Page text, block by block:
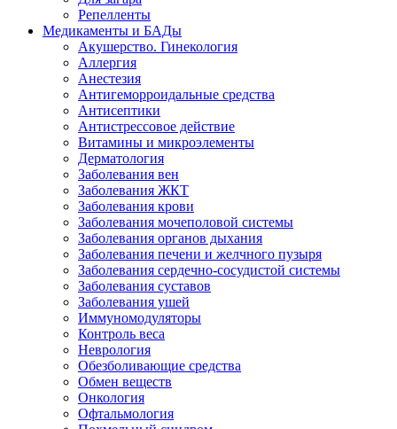
Репелленты
Медикаменты и БАДы
Акушерство. Гинекология
Аллергия
Анестезия
Антигеморроидальные средства
Антисептики
Антистрессовое действие
Витамины и микроэлементы
Дерматология
Заболевания вен
Заболевания ЖКТ
Заболевания крови
Заболевания мочеполовой системы
Заболевания органов дыхания
Заболевания печени и желчного пузыря
Заболевания сердечно-сосудистой системы
Заболевания суставов
Заболевания ушей
Иммуномодуляторы
Контроль веса
Неврология
Обезболивающие средства
Обмен веществ
Онкология
Офтальмология